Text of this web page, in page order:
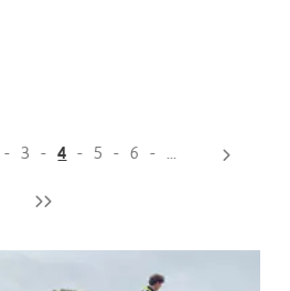
3 4 5 6 ...